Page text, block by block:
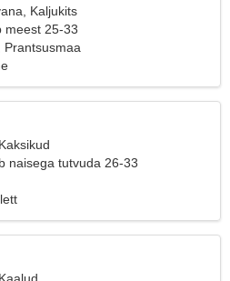
Kaljukits
meest 25-33
Prantsusmaa
naisega tutvuda 26-33